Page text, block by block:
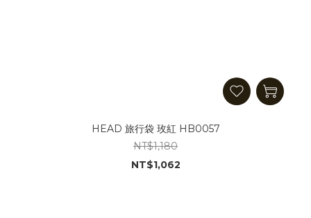
HEAD 旅行袋 玫紅 HB0057
NT$1,180
NT$1,062